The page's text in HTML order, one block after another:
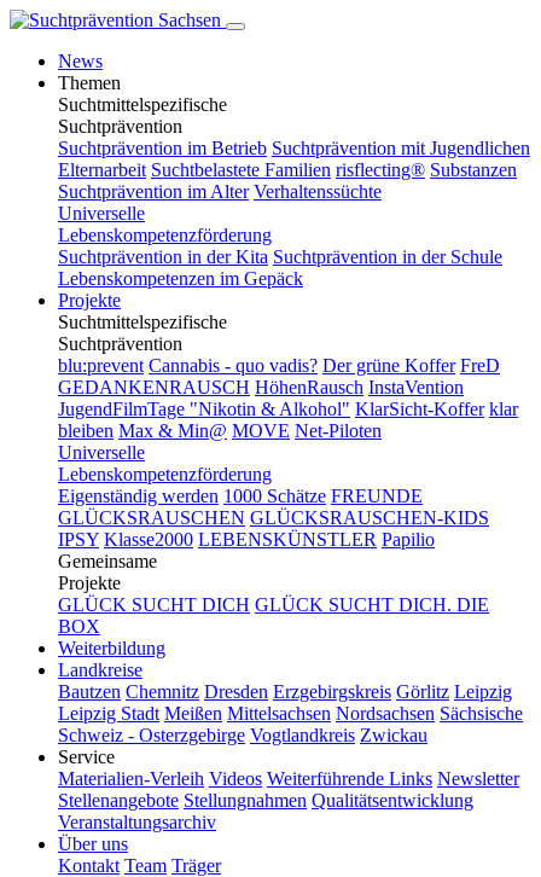
News
Themen
Suchtmittelspezifische
Suchtprävention
Suchtprävention im Betrieb Suchtprävention mit Jugendlichen
Elternarbeit Suchtbelastete Familien risflecting® Substanzen
Suchtprävention im Alter Verhaltenssüchte
Universelle
Lebenskompetenzförderung
Suchtprävention in der Kita Suchtprävention in der Schule
Lebenskompetenzen im Gepäck
Projekte
Suchtmittelspezifische
Suchtprävention
blu:prevent Cannabis - quo vadis? Der grüne Koffer FreD
GEDANKENRAUSCH HöhenRausch InstaVention
JugendFilmTage "Nikotin & Alkohol" KlarSicht-Koffer klar
bleiben Max & Min@ MOVE Net-Piloten
Universelle
Lebenskompetenzförderung
Eigenständig werden 1000 Schätze FREUNDE
GLÜCKSRAUSCHEN GLÜCKSRAUSCHEN-KIDS
IPSY Klasse2000 LEBENSKÜNSTLER Papilio
Gemeinsame
Projekte
GLÜCK SUCHT DICH GLÜCK SUCHT DICH. DIE
BOX
Weiterbildung
Landkreise
Bautzen Chemnitz Dresden Erzgebirgskreis Görlitz Leipzig
Leipzig Stadt Meißen Mittelsachsen Nordsachsen Sächsische
Schweiz - Osterzgebirge Vogtlandkreis Zwickau
Service
Materialien-Verleih Videos Weiterführende Links Newsletter
Stellenangebote Stellungnahmen Qualitätsentwicklung
Veranstaltungsarchiv
Über uns
Kontakt Team Träger